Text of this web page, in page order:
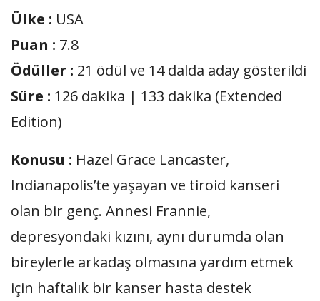
Ülke : USA
Puan : 7.8
Ödüller : 21 ödül ve 14 dalda aday gösterildi
Süre : 126 dakika | 133 dakika (Extended
Edition)
Konusu : Hazel Grace Lancaster,
Indianapolis’te yaşayan ve tiroid kanseri
olan bir genç. Annesi Frannie,
depresyondaki kızını, aynı durumda olan
bireylerle arkadaş olmasına yardım etmek
için haftalık bir kanser hasta destek